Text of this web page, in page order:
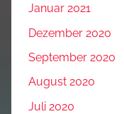
Januar 2021
Dezember 2020
September 2020
August 2020
Juli 2020